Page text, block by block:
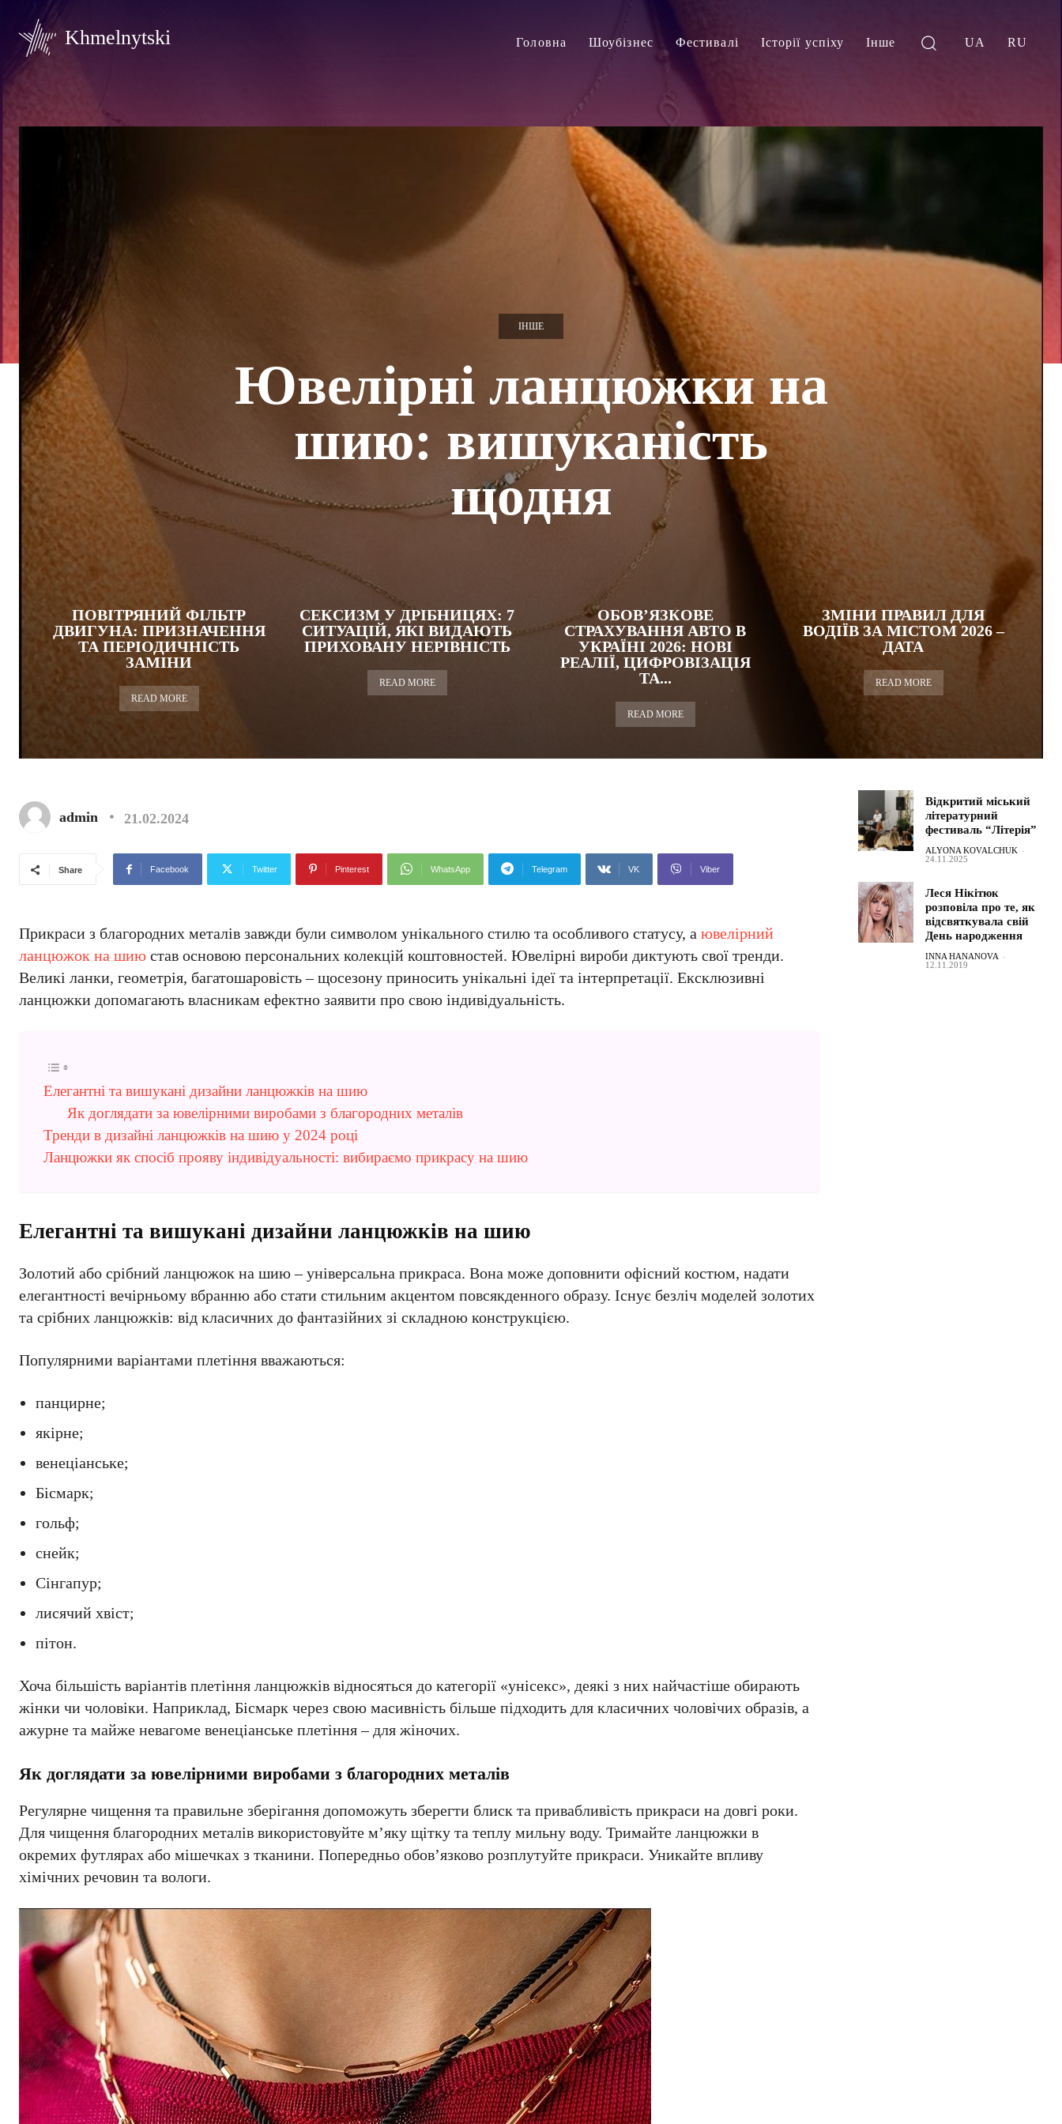
Khmelnytski Головна Шоубізнес Фестивалі Історії успіху Інше UA RU
ІНШЕ
Ювелірні ланцюжки на
шию: вишуканість
щодня
ПОВІТРЯНИЙ ФІЛЬТР
ДВИГУНА: ПРИЗНАЧЕННЯ
ТА ПЕРІОДИЧНІСТЬ
ЗАМІНИ
READ MORE
СЕКСИЗМ У ДРІБНИЦЯХ: 7
СИТУАЦІЙ, ЯКІ ВИДАЮТЬ
ПРИХОВАНУ НЕРІВНІСТЬ
READ MORE
ОБОВ’ЯЗКОВЕ
СТРАХУВАННЯ АВТО В
УКРАЇНІ 2026: НОВІ
РЕАЛІЇ, ЦИФРОВІЗАЦІЯ
ТА...
READ MORE
ЗМІНИ ПРАВИЛ ДЛЯ
ВОДІЇВ ЗА МІСТОМ 2026 –
ДАТА
READ MORE
admin 21.02.2024
Share Facebook Twitter Pinterest WhatsApp Telegram VK Viber
Прикраси з благородних металів завжди були символом унікального стилю та особливого статусу, а ювелірний
ланцюжок на шию став основою персональних колекцій коштовностей. Ювелірні вироби диктують свої тренди.
Великі ланки, геометрія, багатошаровість – щосезону приносить унікальні ідеї та інтерпретації. Ексклюзивні
ланцюжки допомагають власникам ефектно заявити про свою індивідуальність.
Елегантні та вишукані дизайни ланцюжків на шию
Як доглядати за ювелірними виробами з благородних металів
Тренди в дизайні ланцюжків на шию у 2024 році
Ланцюжки як спосіб прояву індивідуальності: вибираємо прикрасу на шию
Елегантні та вишукані дизайни ланцюжків на шию
Золотий або срібний ланцюжок на шию – універсальна прикраса. Вона може доповнити офісний костюм, надати
елегантності вечірньому вбранню або стати стильним акцентом повсякденного образу. Існує безліч моделей золотих
та срібних ланцюжків: від класичних до фантазійних зі складною конструкцією.
Популярними варіантами плетіння вважаються:
панцирне;
якірне;
венеціанське;
Бісмарк;
гольф;
снейк;
Сінгапур;
лисячий хвіст;
пітон.
Хоча більшість варіантів плетіння ланцюжків відносяться до категорії «унісекс», деякі з них найчастіше обирають
жінки чи чоловіки. Наприклад, Бісмарк через свою масивність більше підходить для класичних чоловічих образів, а
ажурне та майже невагоме венеціанське плетіння – для жіночих.
Як доглядати за ювелірними виробами з благородних металів
Регулярне чищення та правильне зберігання допоможуть зберегти блиск та привабливість прикраси на довгі роки.
Для чищення благородних металів використовуйте м’яку щітку та теплу мильну воду. Тримайте ланцюжки в
окремих футлярах або мішечках з тканини. Попередньо обов’язково розплутуйте прикраси. Уникайте впливу
хімічних речовин та вологи.
Відкритий міський
літературний
фестиваль “Літерія”
ALYONA KOVALCHUK -
24.11.2025
Леся Нікітюк
розповіла про те, як
відсвяткувала свій
День народження
INNA HANANOVA -
12.11.2019